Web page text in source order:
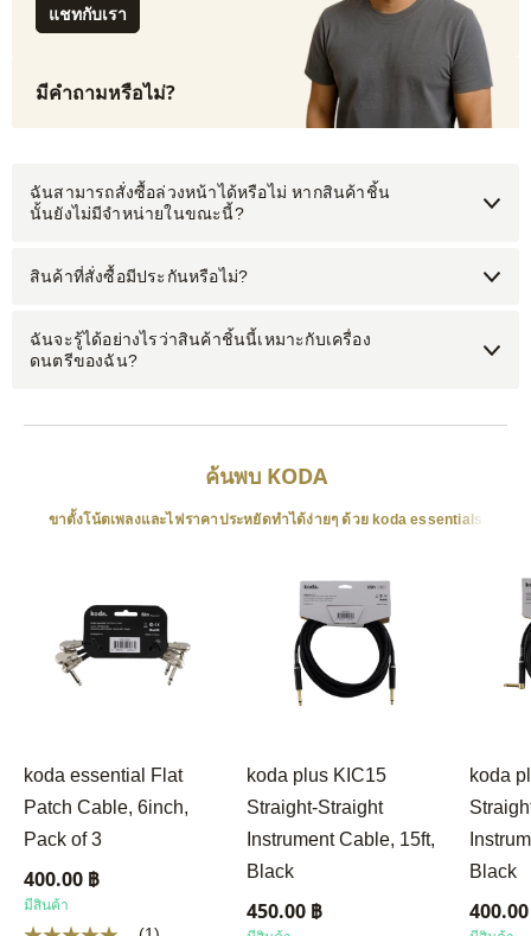
มีคำถามหรือไม่?
แชทกับเรา
ฉันสามารถสั่งซื้อล่วงหน้าได้หรือไม่ หากสินค้าชิ้น
นั้นยังไม่มีจำหน่ายในขณะนี้?
สินค้าที่สั่งซื้อมีประกันหรือไม่?
ฉันจะรู้ได้อย่างไรว่าสินค้าชิ้นนี้เหมาะกับเครื่อง
ดนตรีของฉัน?
ค้นพบ KODA
ขาตั้งโน้ตเพลงและไฟราคาประหยัดทำได้ง่ายๆ ด้วย koda essentials
koda essential Flat
Patch Cable, 6inch,
Pack of 3
400.00 ฿
มีสินค้า
koda plus KIC15
Straight-Straight
Instrument Cable, 15ft,
Black
450.00 ฿
koda
Black